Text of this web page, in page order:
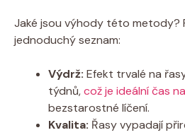
Jaké jsou výhody této metody?
jednoduchý seznam:
Výdrž: Efekt trvalé na
týdnů,což je ideální čas na
bezstarostné líčení.
Kvalita: Řasy vypadají